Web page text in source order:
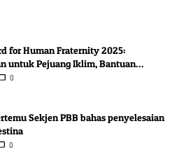
for Human Fraternity 2025:
untuk Pejuang Iklim, Bantuan
dan Inovasi Kesehatan
0
Sekjen PBB bahas penyelesaian
0